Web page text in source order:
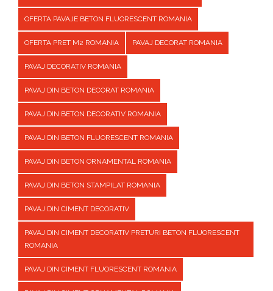
OFERTA PAVAJE BETON FLUORESCENT ROMANIA
OFERTA PRET M2 ROMANIA PAVAJ DECORAT ROMANIA
PAVAJ DECORATIV ROMANIA
PAVAJ DIN BETON DECORAT ROMANIA
PAVAJ DIN BETON DECORATIV ROMANIA
PAVAJ DIN BETON FLUORESCENT ROMANIA
PAVAJ DIN BETON ORNAMENTAL ROMANIA
PAVAJ DIN BETON STAMPILAT ROMANIA
PAVAJ DIN CIMENT DECORATIV
PAVAJ DIN CIMENT DECORATIV PRETURI BETON FLUORESCENT
ROMANIA
PAVAJ DIN CIMENT FLUORESCENT ROMANIA